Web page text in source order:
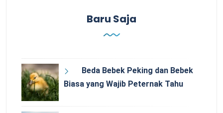
Baru Saja
Beda Bebek Peking dan Bebek
Biasa yang Wajib Peternak Tahu